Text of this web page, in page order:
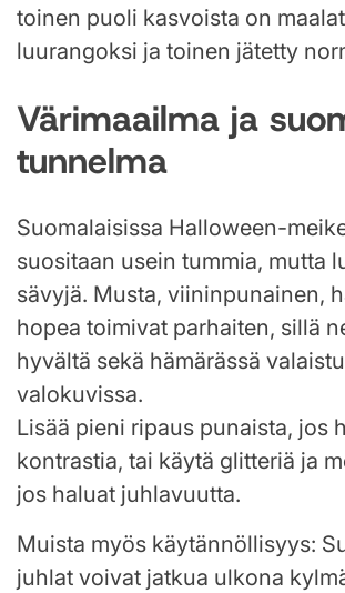
toinen puoli kasvoista on
luurangoksi ja toinen jätetty
Värimaailma ja
tunnelma
Suomalaisissa Halloween-
suositaan usein tummia, mutta
sävyjä. Musta, viininpunainen,
hopea toimivat parhaiten, sillä
hyvältä sekä hämärässä
valokuvissa.
Lisää pieni ripaus punaista, jos
kontrastia, tai käytä glitteriä ja
jos haluat juhlavuutta.
Muista myös käytännöllisyys:
juhlat voivat jatkua ulkona